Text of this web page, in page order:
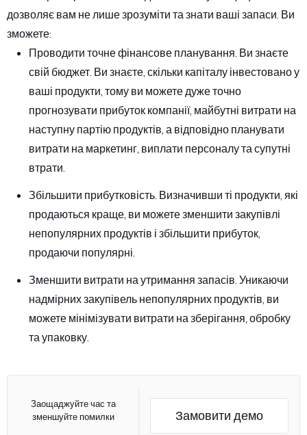
дозволяє вам не лише зрозуміти та знати ваші запаси. Ви
зможете:
Проводити точне фінансове планування. Ви знаєте
свій бюджет. Ви знаєте, скільки капіталу інвестовано у
ваші продукти, тому ви можете дуже точно
прогнозувати прибуток компанії, майбутні витрати на
наступну партію продуктів, а відповідно планувати
витрати на маркетинг, виплати персоналу та супутні
втрати.
Збільшити прибутковість. Визначивши ті продукти, які
продаються краще, ви можете зменшити закупівлі
непопулярних продуктів і збільшити прибуток,
продаючи популярні.
Зменшити витрати на утримання запасів. Уникаючи
надмірних закупівель непопулярних продуктів, ви
можете мінімізувати витрати на зберігання, обробку
та упаковку.
Заощаджуйте час та
зменшуйте помилки
Замовити демо